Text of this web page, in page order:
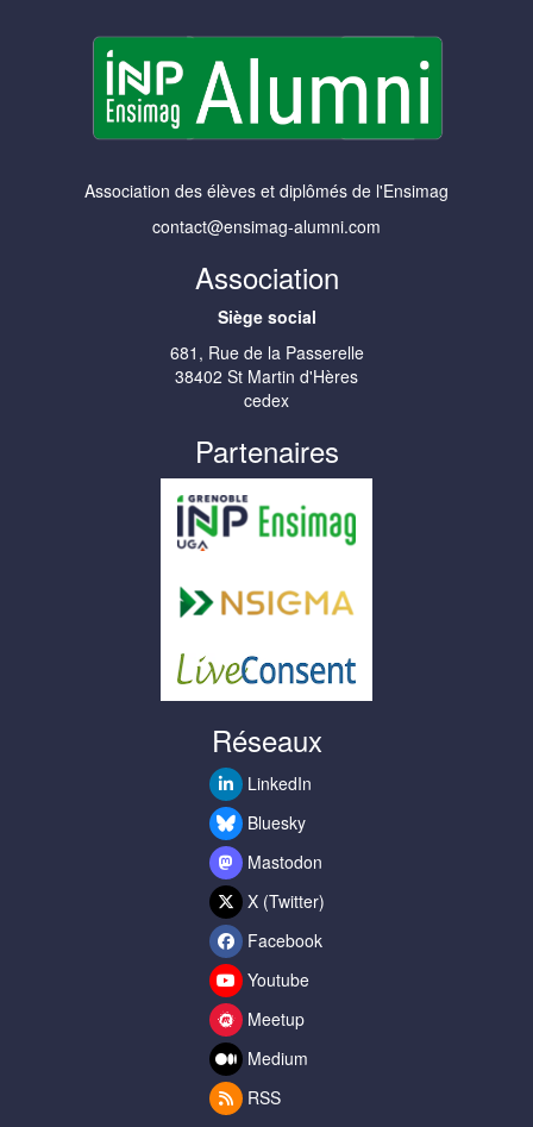
Association des élèves et diplômés de l'Ensimag
contact@ensimag-alumni.com
Association
Siège social
681, Rue de la Passerelle
38402 St Martin d'Hères
cedex
Partenaires
Réseaux
LinkedIn
Bluesky
Mastodon
X (Twitter)
Facebook
Youtube
Meetup
Medium
RSS